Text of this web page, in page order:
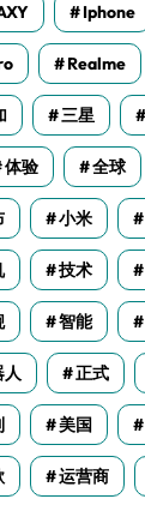
Iphone
Realme
三星
体验 全球
小米
技术
智能
人 正式
美国
运营商